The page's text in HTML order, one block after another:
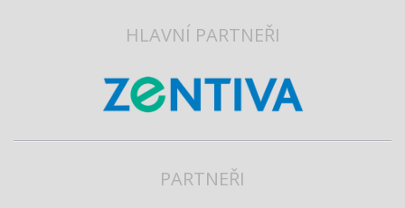
HLAVNÍ PARTNEŘI
PARTNEŘI